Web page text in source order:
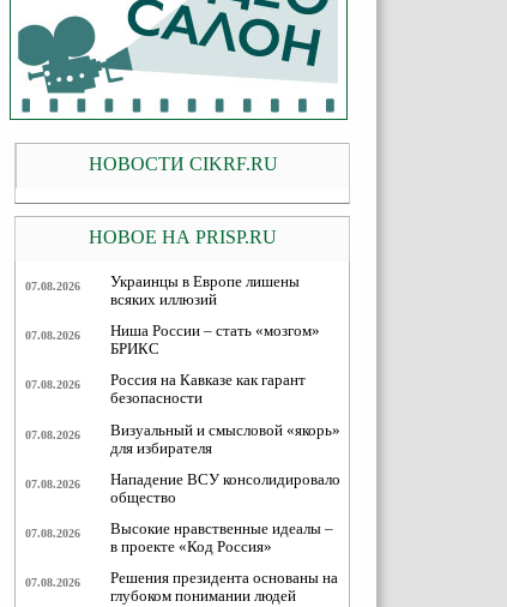
НОВОСТИ CIKRF.RU
НОВОЕ НА PRISP.RU
07.08.2026
Украинцы в Европе лишены
всяких иллюзий
07.08.2026
Ниша России – стать «мозгом»
БРИКС
07.08.2026
Россия на Кавказе как гарант
безопасности
07.08.2026
Визуальный и смысловой «якорь»
для избирателя
07.08.2026
Нападение ВСУ консолидировало
общество
07.08.2026
Высокие нравственные идеалы –
в проекте «Код Россия»
07.08.2026
Решения президента основаны на
глубоком понимании людей